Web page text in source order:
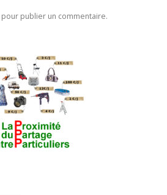
pour publier un commentaire.